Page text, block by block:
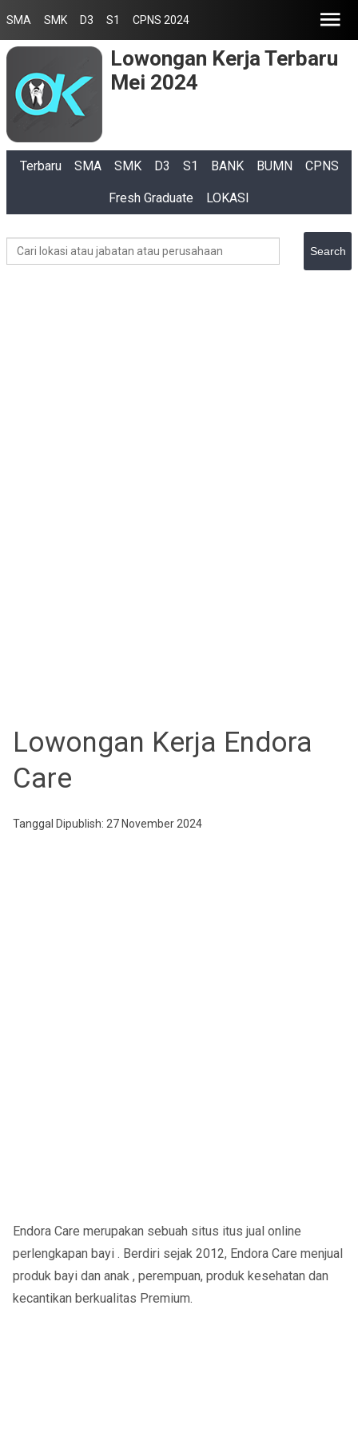
SMA SMK D3 S1 CPNS 2024
Lowongan Kerja Terbaru
Mei 2024
Terbaru SMA SMK D3 S1 BANK BUMN CPNS
Fresh Graduate LOKASI
Lowongan Kerja Endora
Care
Tanggal Dipublish: 27 November 2024
Endora Care merupakan sebuah situs itus jual online
perlengkapan bayi . Berdiri sejak 2012, Endora Care menjual
produk bayi dan anak , perempuan, produk kesehatan dan
kecantikan berkualitas Premium.